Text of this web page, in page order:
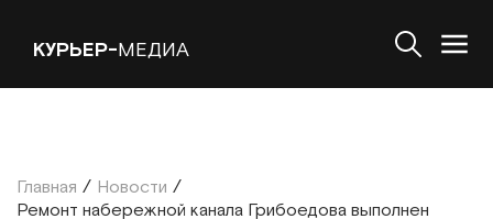
КУРЬЕР-МЕДИА
Главная / Новости /
Ремонт набережной канала Грибоедова выполнен